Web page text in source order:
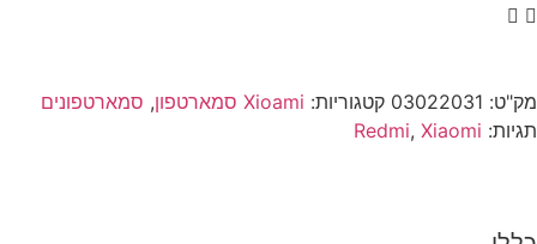
מק"ט: 03022031 קטגוריות: Xioami סמארטפון , סמארטפונים
תגיות:
Redmi, Xiaomi